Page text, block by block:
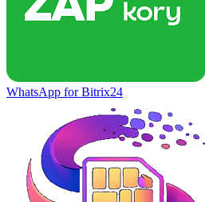
WhatsApp for Bitrix24